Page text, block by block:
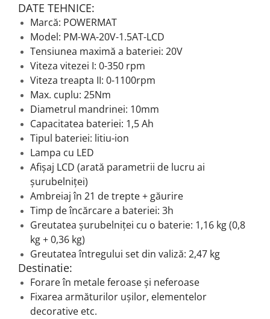
DATE TEHNICE:
Marcă: POWERMAT
Model: PM-WA-20V-1.5AT-LCD
Tensiunea maximă a bateriei: 20V
Viteza vitezei I: 0-350 rpm
Viteza treapta II: 0-1100rpm
Max. cuplu: 25Nm
Diametrul mandrinei: 10mm
Capacitatea bateriei: 1,5 Ah
Tipul bateriei: litiu-ion
Lampa cu LED
Afișaj LCD (arată parametrii de lucru ai
șurubelniței)
Ambreiaj în 21 de trepte + găurire
Timp de încărcare a bateriei: 3h
Greutatea șurubelniței cu o baterie: 1,16 kg (0,8
kg + 0,36 kg)
Greutatea întregului set din valiză: 2,47 kg
Destinatie:
Forare în metale feroase și neferoase
Fixarea armăturilor ușilor, elementelor
decorative etc.